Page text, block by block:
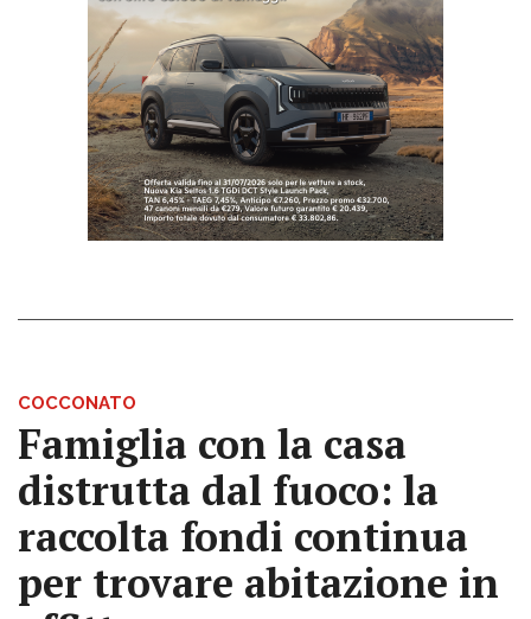
COCCONATO
Famiglia con la casa
distrutta dal fuoco: la
raccolta fondi continua
per trovare abitazione in